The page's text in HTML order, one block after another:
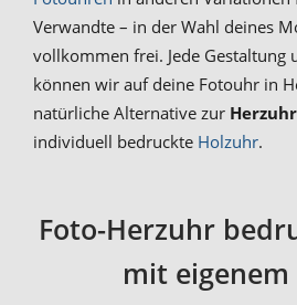
Verwandte – in der Wahl deines
vollkommen frei. Jede Gestaltung
können wir auf deine Fotouhr in
natürliche Alternative zur Herzuhr
individuell bedruckte Holzuhr.
Foto-Herzuhr
mit